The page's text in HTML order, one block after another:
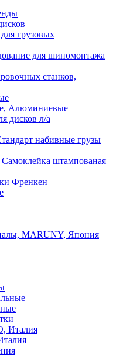
грузовых
для шиномонтажа
станков,
Алюминиевые
дисков л/а
набивные грузы
штампованая
Френкен
MARUNY, Япония
Италия